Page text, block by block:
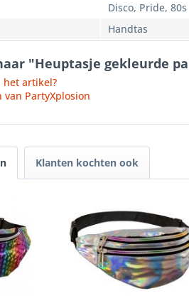
Disco, Pride, 80s
Handtas
"Heuptasje gekleurde
het artikel?
PartyXplosion
Klanten kochten ook